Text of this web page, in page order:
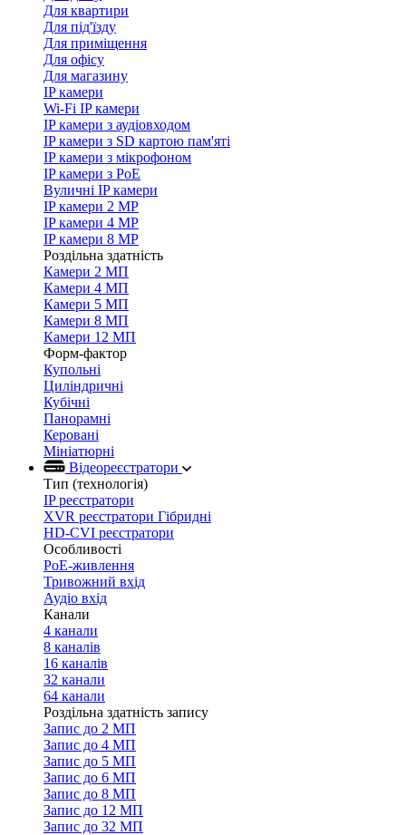
Для квартири
Для під'їзду
Для приміщення
Для офісу
Для магазину
IP камери
Wi-Fi IP камери
IP камери з аудіовходом
IP камери з SD картою пам'яті
IP камери з мікрофоном
IP камери з PoE
Вуличні IP камери
IP камери 2 MP
IP камери 4 MP
IP камери 8 MP
Роздільна здатність
Камери 2 МП
Камери 4 МП
Камери 5 МП
Камери 8 МП
Камери 12 МП
Форм-фактор
Купольні
Циліндричні
Кубічні
Панорамні
Керовані
Мініатюрні
Відеореєстратори
Тип (технологія)
IP реєстратори
XVR реєстратори Гібридні
HD-CVI реєстратори
Особливості
PoE-живлення
Тривожний вхід
Аудіо вхід
Канали
4 канали
8 каналів
16 каналів
32 канали
64 канали
Роздільна здатність запису
Запис до 2 МП
Запис до 4 МП
Запис до 5 МП
Запис до 6 МП
Запис до 8 МП
Запис до 12 МП
Запис до 32 МП